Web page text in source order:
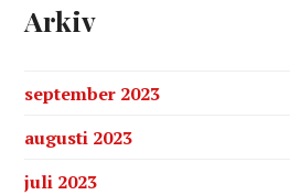
Arkiv
september 2023
augusti 2023
juli 2023